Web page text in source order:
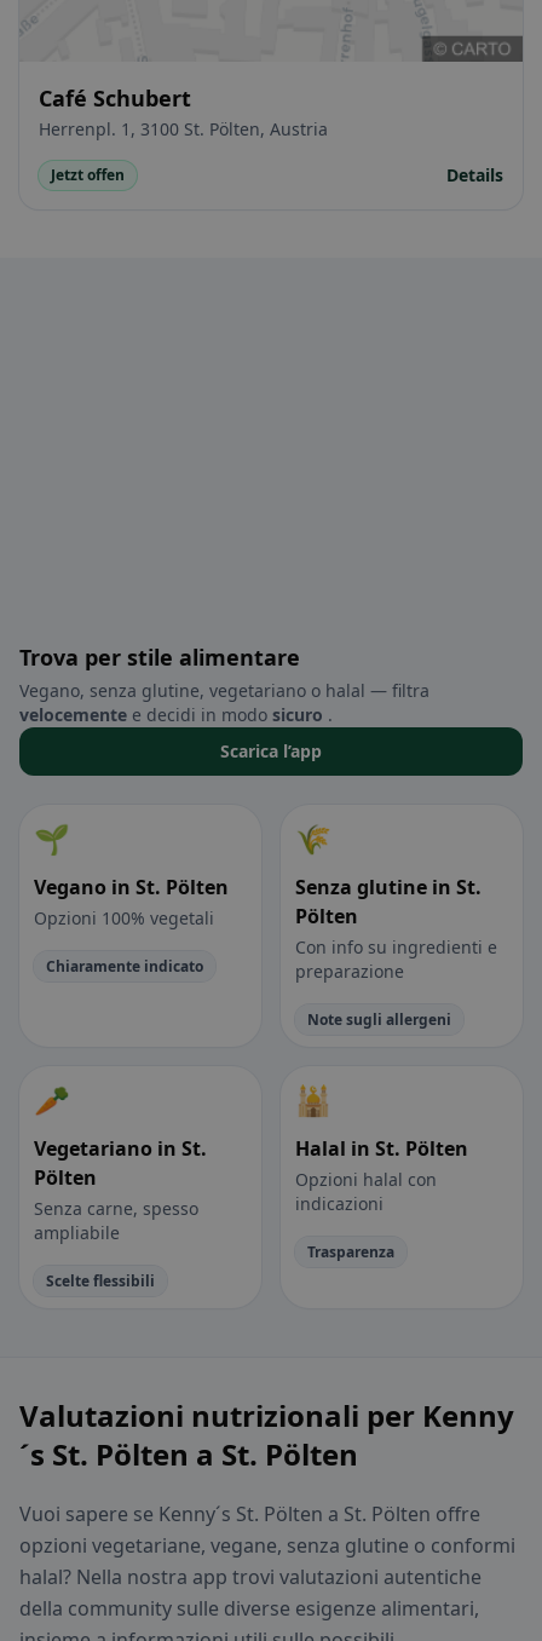
Café Schubert
Herrenpl. 1, 3100 St. Pölten, Austria
Jetzt offen Details
Trova per stile alimentare
Vegano, senza glutine, vegetariano o halal — filtra
velocemente e decidi in modo sicuro .
Scarica l’app
🌱
Vegano in St. Pölten
Opzioni 100% vegetali
Chiaramente indicato
🌾
Senza glutine in St.
Pölten
Con info su ingredienti e
preparazione
Note sugli allergeni
🥕
Vegetariano in St.
Pölten
Senza carne, spesso
ampliabile
Scelte flessibili
🕌
Halal in St. Pölten
Opzioni halal con
indicazioni
Trasparenza
Valutazioni nutrizionali per Kenny
´s St. Pölten a St. Pölten
Vuoi sapere se Kenny´s St. Pölten a St. Pölten offre
opzioni vegetariane, vegane, senza glutine o conformi
halal? Nella nostra app trovi valutazioni autentiche
della community sulle diverse esigenze alimentari,